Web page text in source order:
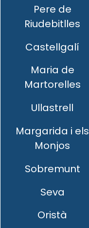
Pere de
Riudebitlles
Castellgalí
Maria de
Martorelles
Ullastrell
Margarida i els
Monjos
Sobremunt
Seva
Oristà